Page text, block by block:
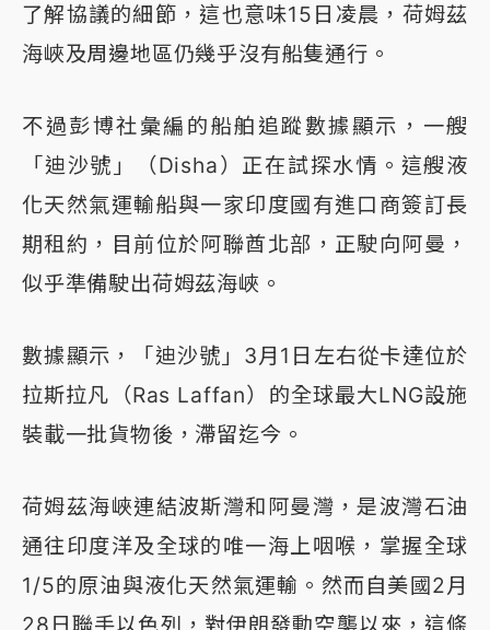
了解協議的細節，這也意味15日凌晨，荷姆茲
海峽及周邊地區仍幾乎沒有船隻通行。
不過彭博社彙編的船舶追蹤數據顯示，一艘
「迪沙號」（Disha）正在試探水情。這艘液
化天然氣運輸船與一家印度國有進口商簽訂長
期租約，目前位於阿聯酋北部，正駛向阿曼，
似乎準備駛出荷姆茲海峽。
數據顯示，「迪沙號」3月1日左右從卡達位於
拉斯拉凡（Ras Laffan）的全球最大LNG設施
裝載一批貨物後，滯留迄今。
荷姆茲海峽連結波斯灣和阿曼灣，是波灣石油
通往印度洋及全球的唯一海上咽喉，掌握全球
1/5的原油與液化天然氣運輸。然而自美國2月